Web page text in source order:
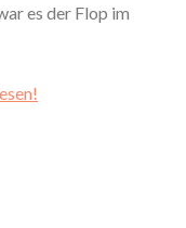
es der Flop im